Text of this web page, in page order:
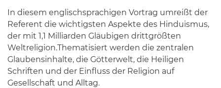
In diesem englischsprachigen Vortrag umreißt der
Referent die wichtigsten Aspekte des Hinduismus,
der mit 1,1 Milliarden Gläubigen drittgrößten
Weltreligion.Thematisiert werden die zentralen
Glaubensinhalte, die Götterwelt, die Heiligen
Schriften und der Einfluss der Religion auf
Gesellschaft und Alltag.